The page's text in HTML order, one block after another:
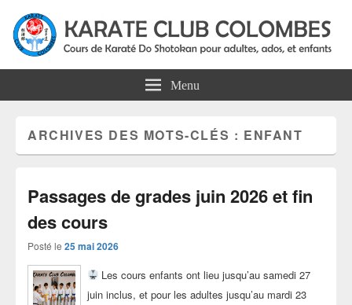
Karate Club Colombes
Menu
ARCHIVES DES MOTS-CLÉS : ENFANT
Passages de grades juin 2026 et fin
des cours
Posté le 25 mai 2026
Les cours enfants ont lieu jusqu’au samedi 27
juin inclus, et pour les adultes jusqu’au mardi 23